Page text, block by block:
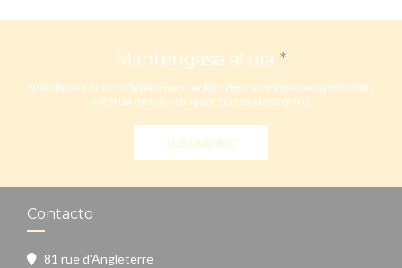
Manténgase al día *
Suscríbase a nuestro boletín para recibir comunicaciones personalizadas
y ofertas de marketing por correo electrónico.
SUSCRIBIRSE
Contacto
81 rue d'Angleterre